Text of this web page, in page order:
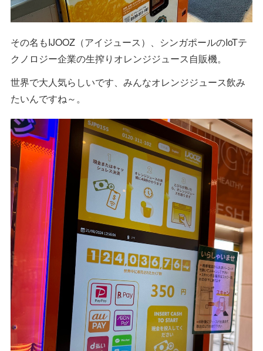
その名もIJOOZ（アイジュース）、シンガポールのIoTテ
クノロジー企業の生搾りオレンジジュース自販機。
世界で大人気らしいです、みんなオレンジジュース飲み
たいんですね～。